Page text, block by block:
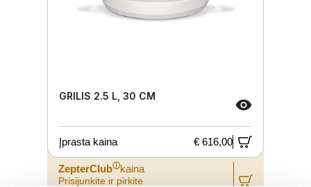
GRILIS 2.5 L, 30 CM
Įprasta kaina € 616,00
ZepterClubⓘkaina
Prisijunkite ir pirkite